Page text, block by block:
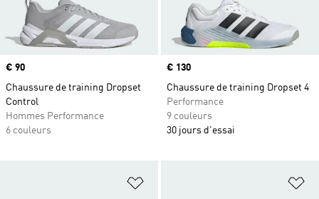
Prix
€ 90
Chaussure de training Dropset
Control
Hommes Performance
6 couleurs
Prix
€ 130
Chaussure de training Dropset 4
Performance
9 couleurs
30 jours d'essai
Ajouter à la Liste de produits